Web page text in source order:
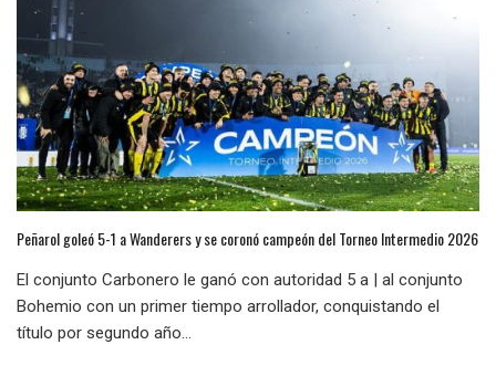
Peñarol goleó 5-1 a Wanderers y se coronó campeón del Torneo Intermedio 2026
El conjunto Carbonero le ganó con autoridad 5 a | al conjunto
Bohemio con un primer tiempo arrollador, conquistando el
título por segundo año...